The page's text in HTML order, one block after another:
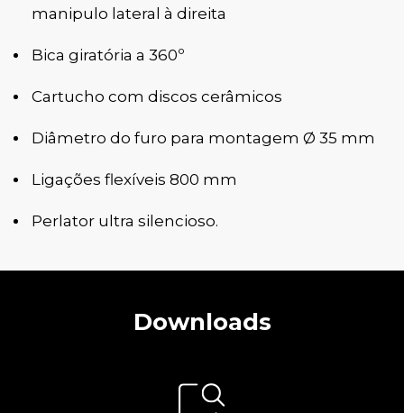
manipulo lateral à direita
Bica giratória a 360º
Cartucho com discos cerâmicos
Diâmetro do furo para montagem Ø 35 mm
Ligações flexíveis 800 mm
Perlator ultra silencioso.
Downloads